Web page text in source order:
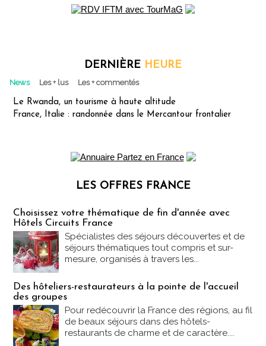
DERNIÈRE HEURE
News Les + lus Les + commentés
Le Rwanda, un tourisme à haute altitude
France, Italie : randonnée dans le Mercantour frontalier
LES OFFRES FRANCE
Choisissez votre thématique de fin d'année avec
Hôtels Circuits France
Spécialistes des séjours découvertes et de
séjours thématiques tout compris et sur-
mesure, organisés à travers les...
Des hôteliers-restaurateurs à la pointe de l'accueil
des groupes
Pour redécouvrir la France des régions, au fil
de beaux séjours dans des hôtels-
restaurants de charme et de caractère....